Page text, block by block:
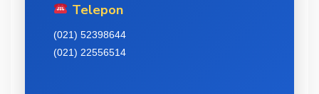
Telepon
(021) 52398644
(021) 22556514